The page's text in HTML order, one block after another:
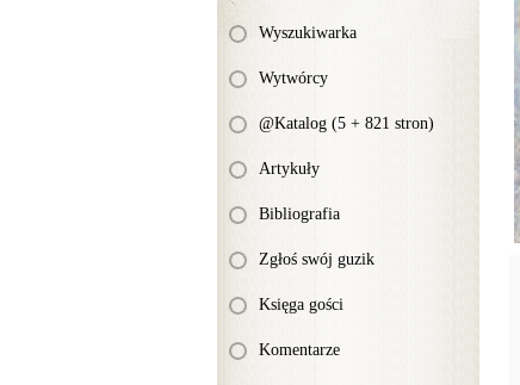
Wyszukiwarka
Wytwórcy
@Katalog (5 + 821 stron)
Artykuły
Bibliografia
Zgłoś swój guzik
Księga gości
Komentarze